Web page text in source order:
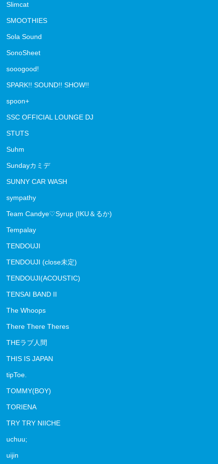
Slimcat
SMOOTHIES
Sola Sound
SonoSheet
sooogood!
SPARK!! SOUND!! SHOW!!
spoon+
SSC OFFICIAL LOUNGE DJ
STUTS
Suhm
Sundayカミデ
SUNNY CAR WASH
sympathy
Team Candye♡Syrup (IKU＆るか)
Tempalay
TENDOUJI
TENDOUJI (close未定)
TENDOUJI(ACOUSTIC)
TENSAI BAND II
The Whoops
There There Theres
THEラブ人間
THIS IS JAPAN
tipToe.
TOMMY(BOY)
TORIENA
TRY TRY NIICHE
uchuu;
uijin